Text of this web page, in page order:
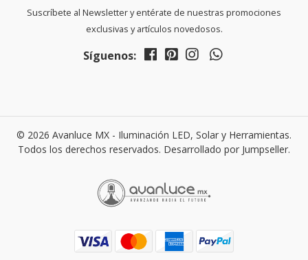
Suscríbete al Newsletter y entérate de nuestras promociones
exclusivas y artículos novedosos.
Síguenos:
© 2026 Avanluce MX - Iluminación LED, Solar y Herramientas.
Todos los derechos reservados. Desarrollado por Jumpseller.